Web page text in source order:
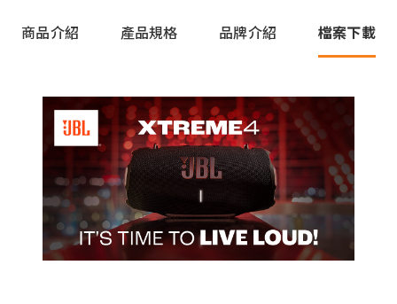
商品介紹 產品規格 品牌介紹 檔案下載